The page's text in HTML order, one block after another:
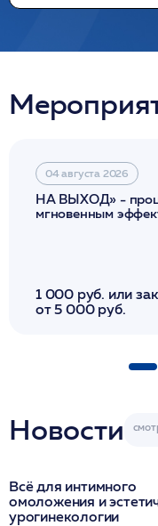
04 августа 2026
НА ВЫХОД» -
мгновенным
1 000 руб. или
от 5 000 руб.
Новости
Всё для интимного
омоложения и
урогинекологии